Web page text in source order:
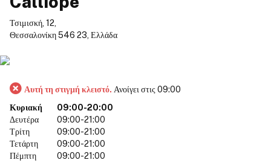
Τσιμισκή, 12,
Θεσσαλονίκη 546 23, Ελλάδα
Αυτή τη στιγμή κλειστό. Ανοίγει στις 09:00
Κυριακή
09:00-20:00
Δευτέρα
09:00-21:00
Τρίτη
09:00-21:00
Τετάρτη
09:00-21:00
Πέμπτη
09:00-21:00